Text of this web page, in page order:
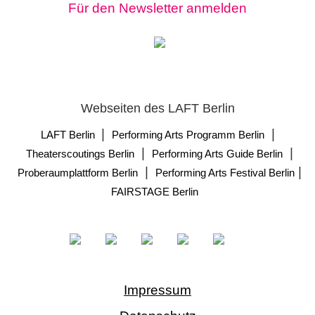
Für den Newsletter anmelden
Webseiten des LAFT Berlin
LAFT Berlin Performing Arts Programm Berlin|
Theaterscoutings Berlin| Performing Arts Guide Berlin|
Proberaumplattform Berlin| Performing Arts Festival Berlin|
FAIRSTAGE Berlin
Impressum